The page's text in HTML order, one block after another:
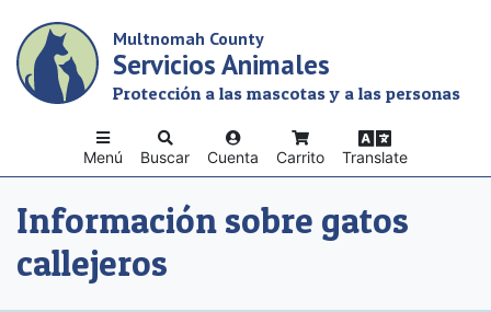
main
content
Multnomah County
Servicios Animales
Protección a las mascotas y a las personas
Buscar Cuenta Carrito Translate
Menú
Información sobre gatos
callejeros